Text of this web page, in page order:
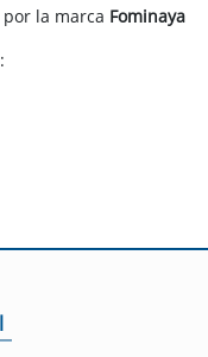
la marca Fominaya